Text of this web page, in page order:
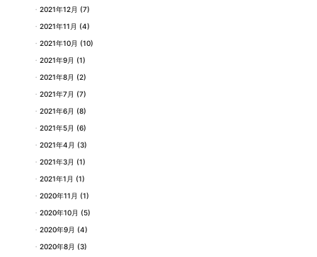
2021年12月 (7)
2021年11月 (4)
2021年10月 (10)
2021年9月 (1)
2021年8月 (2)
2021年7月 (7)
2021年6月 (8)
2021年5月 (6)
2021年4月 (3)
2021年3月 (1)
2021年1月 (1)
2020年11月 (1)
2020年10月 (5)
2020年9月 (4)
2020年8月 (3)